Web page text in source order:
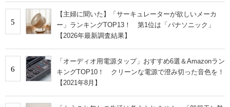
5
【主婦に聞いた】「サーキュレーターが欲しいメーカ
ー」ランキングTOP13！ 第1位は「パナソニック」
【2026年最新調査結果】
6
「オーディオ用電源タップ」おすすめ6選＆Amazonラン
キングTOP10！ クリーンな電源で澄み切った音色を！
【2021年8月】